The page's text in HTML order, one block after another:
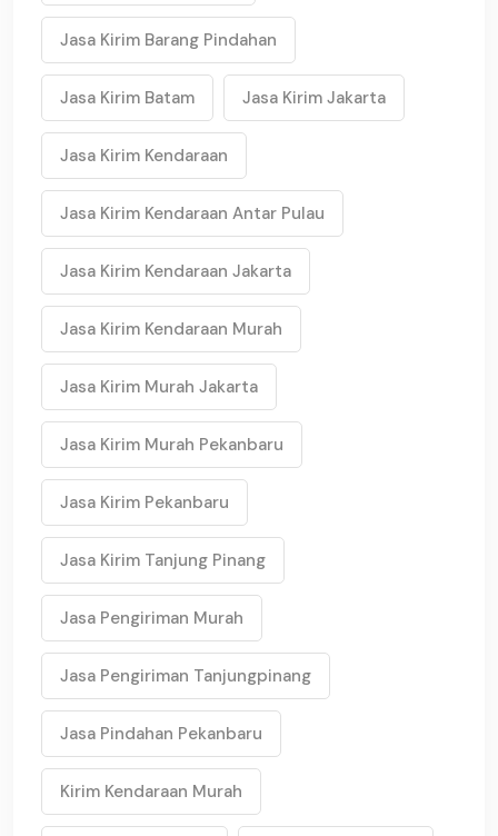
Jasa Kirim Barang Pindahan
Jasa Kirim Batam Jasa Kirim Jakarta
Jasa Kirim Kendaraan
Jasa Kirim Kendaraan Antar Pulau
Jasa Kirim Kendaraan Jakarta
Jasa Kirim Kendaraan Murah
Jasa Kirim Murah Jakarta
Jasa Kirim Murah Pekanbaru
Jasa Kirim Pekanbaru
Jasa Kirim Tanjung Pinang
Jasa Pengiriman Murah
Jasa Pengiriman Tanjungpinang
Jasa Pindahan Pekanbaru
Kirim Kendaraan Murah